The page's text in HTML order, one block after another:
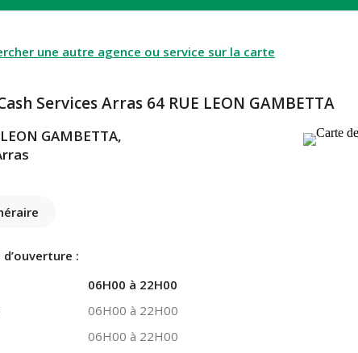
une autre agence ou service sur la carte
Services Arras 64 RUE LEON GAMBETTA
GAMBETTA,
:
06H00 à 22H00
06H00 à 22H00
06H00 à 22H00